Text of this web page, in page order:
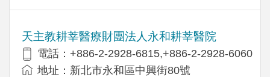
天主教耕莘醫療財團法人永和耕莘醫院
電話：+886-2-2928-6815,+886-2-2928-6060
地址：新北市永和區中興街80號